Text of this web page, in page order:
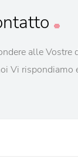
alle Vostre
Vi rispondiamo